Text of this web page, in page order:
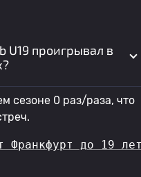
U19 проигрывал в
сезоне 0 раз/раза, что
до 19